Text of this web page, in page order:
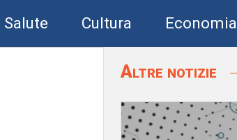
Salute Cultura Economia
Altre notizie